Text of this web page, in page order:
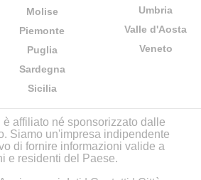
Molise
Piemonte
Puglia
Sardegna
Sicilia
Umbria
Valle d'Aosta
Veneto
è affiliato né sponsorizzato dalle
Siamo un'impresa indipendente
di fornire informazioni valide a
e residenti del Paese.